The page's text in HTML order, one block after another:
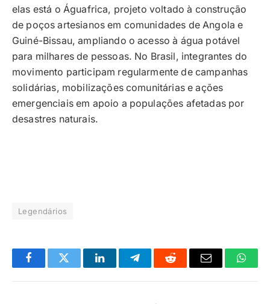
elas está o Águafrica, projeto voltado à construção
de poços artesianos em comunidades de Angola e
Guiné-Bissau, ampliando o acesso à água potável
para milhares de pessoas. No Brasil, integrantes do
movimento participam regularmente de campanhas
solidárias, mobilizações comunitárias e ações
emergenciais em apoio a populações afetadas por
desastres naturais.
Legendários
FacebookTwitter LinkedInTelegramaReddit
E-